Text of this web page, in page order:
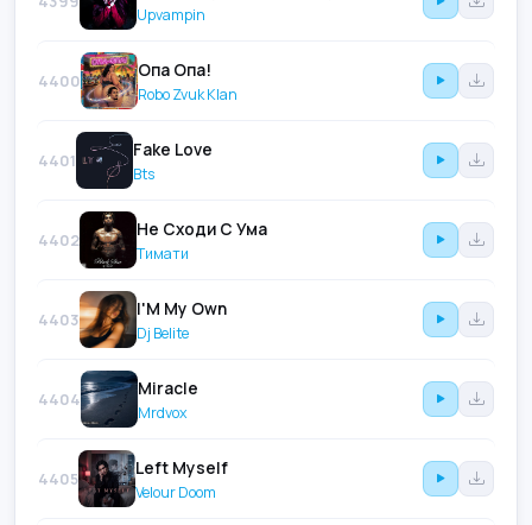
Upvampin
4400
Опа Опа!
Robo Zvuk Klan
4401
Fake Love
Bts
4402
Не Сходи С Ума
Тимати
4403
I'M My Own
Dj Belite
4404
Miracle
Mrdvox
4405
Left Myself
Velour Doom